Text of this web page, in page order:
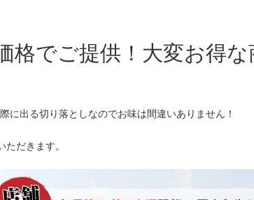
格でご提供！大変お得な
に出る切り落としなのでお味は間違いありません！
だきます。